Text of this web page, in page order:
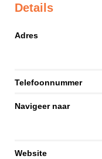
Details
Adres
Telefoonnummer
Navigeer naar
Website